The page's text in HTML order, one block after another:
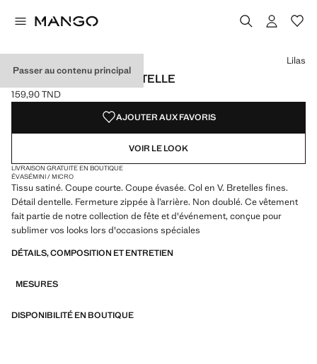
Passer au contenu principal
ROBE SATINÉE EN DENTELLE
Prix actuel [159,90 TND ]
159,90 TND
Choisissez une couleur
Lilas
AJOUTER AUX FAVORIS
VOIR LE LOOK
LIVRAISON GRATUITE EN BOUTIQUE
ÉVASÉMINI / MICRO
Tissu satiné. Coupe courte. Coupe évasée. Col en V. Bretelles fines.
Détail dentelle. Fermeture zippée à l’arrière. Non doublé. Ce vêtement
fait partie de notre collection de fête et d'événement, conçue pour
sublimer vos looks lors d'occasions spéciales
DÉTAILS, COMPOSITION ET ENTRETIEN
MESURES
DISPONIBILITÉ EN BOUTIQUE